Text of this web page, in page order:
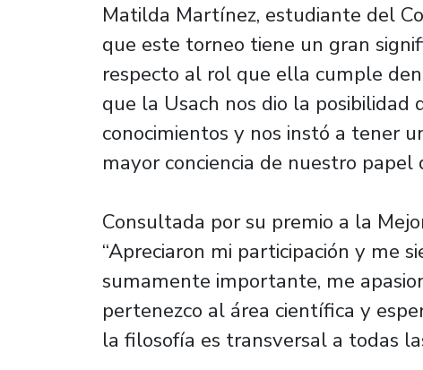
Matilda Martínez, estudiante del
que este torneo tiene un gran
respecto al rol que ella cumple
que la Usach nos dio la
conocimientos y nos instó a tener
mayor conciencia de nuestro
Consultada por su premio a la
“Apreciaron mi participación y me
sumamente importante, me
pertenezco al área científica y
la filosofía es transversal a todas